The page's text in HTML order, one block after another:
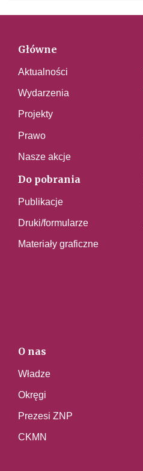
Główne
Aktualności
Wydarzenia
Projekty
Prawo
Nasze akcje
Do pobrania
Publikacje
Druki/formularze
Materiały graficzne
O nas
Władze
Okręgi
Prezesi ZNP
CKMN